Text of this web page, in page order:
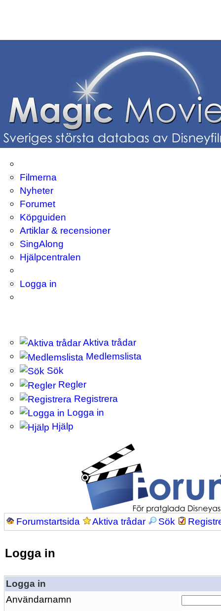
Filmerna
Nyheter
Forumet
Köpguiden
Artiklar & recensioner
SingAlong
Hjälpcentralen
Logga in
Aktiva trådar
Medlemslista
Sök
Regler
Registrera
Logga in
Hjälp
Forumstartsida Aktiva trådar Sök
Logga in
Logga in
Användarnamn